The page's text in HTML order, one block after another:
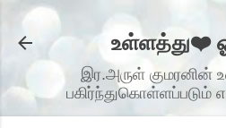
முதன்மை
உள்ளத்து❤️
இர.அருள் குமரனின்